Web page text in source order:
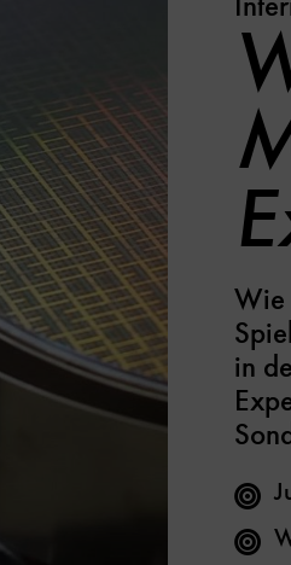
Wie
in